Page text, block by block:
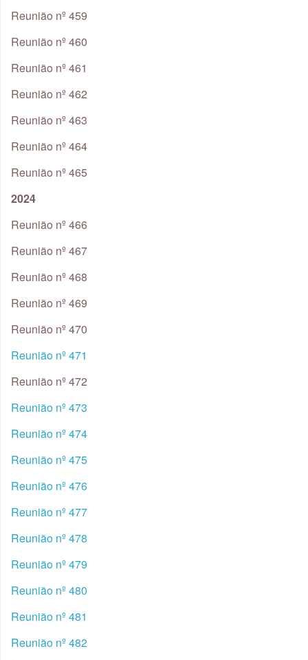
Reunião nº 459
Reunião nº 460
Reunião nº 461
Reunião nº 462
Reunião nº 463
Reunião nº 464
Reunião nº 465
2024
Reunião nº 466
Reunião nº 467
Reunião nº 468
Reunião nº 469
Reunião nº 470
Reunião nº 471
Reunião nº 472
Reunião nº 473
Reunião nº 474
Reunião nº 475
Reunião nº 476
Reunião nº 477
Reunião nº 478
Reunião nº 479
Reunião nº 480
Reunião nº 481
Reunião nº 482